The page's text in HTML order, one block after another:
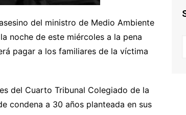
del ministro de Medio Ambiente
noche de este miércoles a la pena
pagar a los familiares de la víctima
del Cuarto Tribunal Colegiado de la
condena a 30 años planteada en sus